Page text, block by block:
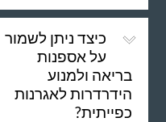
כיצד ניתן לשמור
על אספנות
בריאה ולמנוע
הידרדרות לאגרנות
כפייתית?